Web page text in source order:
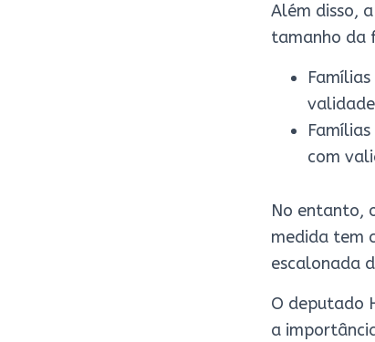
Além disso,
tamanho da
com
No entanto,
medida tem
escalonada
O deputado
a